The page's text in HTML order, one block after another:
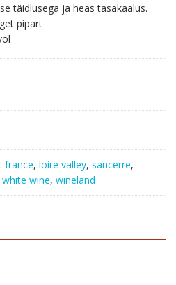
täidlusega ja heas tasakaalus.
pipart
france, loire valley, sancerre,
white wine, wineland